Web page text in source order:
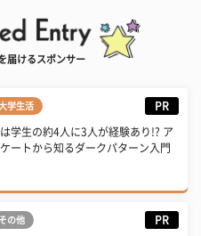
届けるスポンサー
学生活 PR
学生の約4人に3人が経験あり!? ア
ケートから知るダークパターン入門
その他 PR